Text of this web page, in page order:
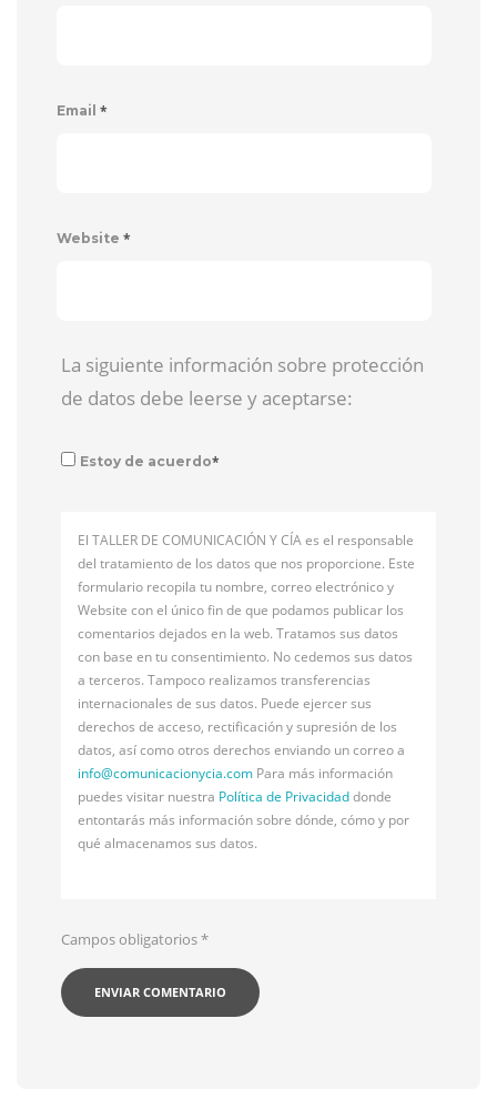
Email *
Website *
La siguiente información sobre protección
de datos debe leerse y aceptarse:
Estoy de acuerdo*
El TALLER DE COMUNICACIÓN Y CÍA es el responsable
del tratamiento de los datos que nos proporcione. Este
formulario recopila tu nombre, correo electrónico y
Website con el único fin de que podamos publicar los
comentarios dejados en la web. Tratamos sus datos
con base en tu consentimiento. No cedemos sus datos
a terceros. Tampoco realizamos transferencias
internacionales de sus datos. Puede ejercer sus
derechos de acceso, rectificación y supresión de los
datos, así como otros derechos enviando un correo a
info@comunicacionycia.com Para más información
puedes visitar nuestra Política de Privacidaddonde
entontarás más información sobre dónde, cómo y por
qué almacenamos sus datos.
Campos obligatorios*